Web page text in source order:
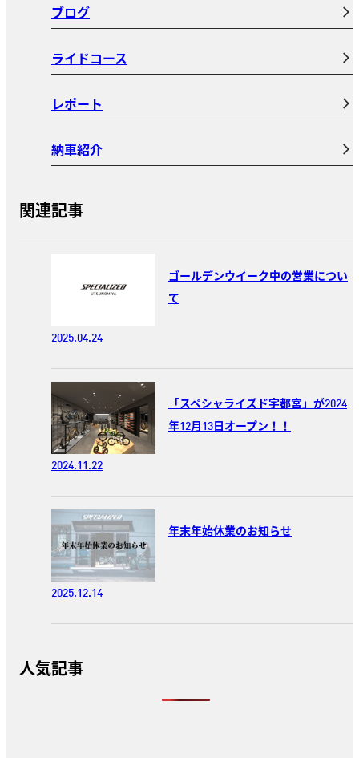
ブログ
ライドコース
レポート
納車紹介
関連記事
ゴールデンウイーク中の営業につい
て
2025.04.24
「スペシャライズド宇都宮」が2024
年12月13日オープン！！
2024.11.22
年末年始休業のお知らせ
2025.12.14
人気記事